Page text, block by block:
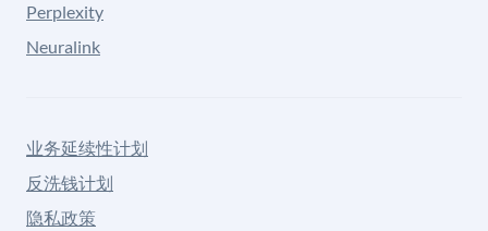
Perplexity
Neuralink
业务延续性计划
反洗钱计划
隐私政策